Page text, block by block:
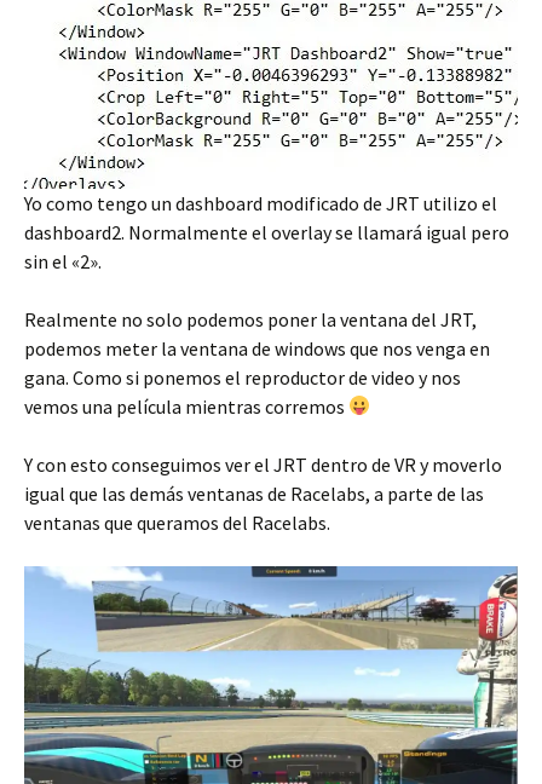
Yo como tengo un dashboard modificado de JRT utilizo el
dashboard2. Normalmente el overlay se llamará igual pero
sin el «2».
Realmente no solo podemos poner la ventana del JRT,
podemos meter la ventana de windows que nos venga en
gana. Como si ponemos el reproductor de video y nos
vemos una película mientras corremos
Y con esto conseguimos ver el JRT dentro de VR y moverlo
igual que las demás ventanas de Racelabs, a parte de las
ventanas que queramos del Racelabs.